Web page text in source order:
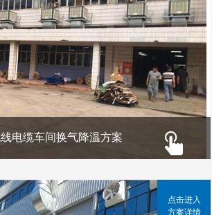
电缆车间换气降温方案
点击进入
方案详情